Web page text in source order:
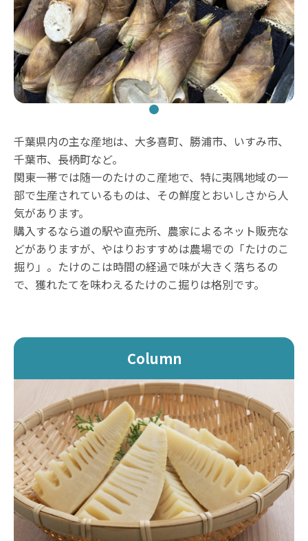
千葉県内の主な産地は、大多喜町、勝浦市、いすみ市、
千葉市、長柄町など。
関東一帯では随一のたけのこ産地で、特に夷隅地域の一
部で生産されているものは、その鮮度とおいしさから人
気があります。
購入するなら道の駅や直売所、農家によるネット販売な
どがありますが、やはりおすすめは農場での「たけのこ
掘り」。たけのこは時間の経過で味が大きく落ちるの
で、獲れたてを味わえるたけのこ掘りは格別です。
Column